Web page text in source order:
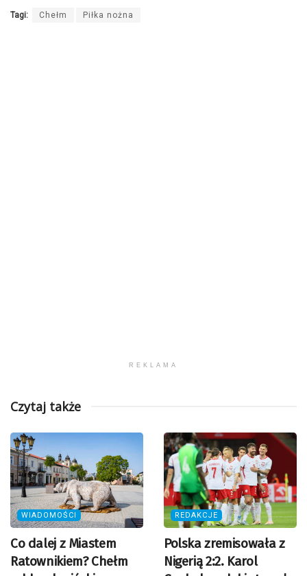
Tagi: Chełm Piłka nożna
REKLAMA
Czytaj także
WIADOMOŚCI
Co dalej z Miastem
Ratownikiem? Chełm
REDAKCJE
Polska zremisowała z
Nigerią 2:2. Karol